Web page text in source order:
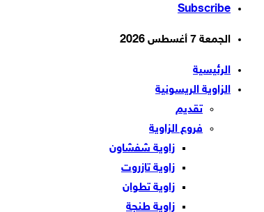
Subscribe
الجمعة 7 أغسطس 2026
الرئيسية
الزاوية الريسونية
تقديم
فروع الزاوية
زاوية شفشاون
زاوية تازروت
زاوية تطوان
زاوية طنجة